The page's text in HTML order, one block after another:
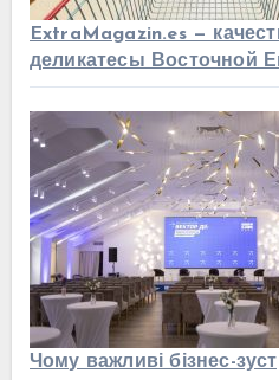
ExtraMagazin.es —
деликатесы Восточной
Чому важливі бізнес-